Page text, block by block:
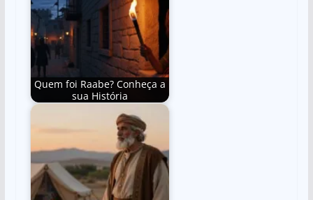
Quem foi Raabe? Conheça a
sua História